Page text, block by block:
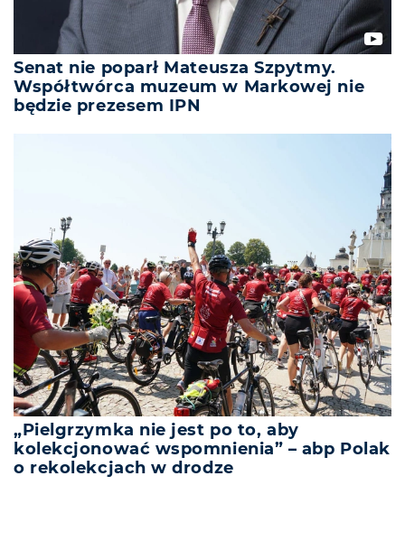
Senat nie poparł Mateusza Szpytmy.
Współtwórca muzeum w Markowej nie
będzie prezesem IPN
„Pielgrzymka nie jest po to, aby
kolekcjonować wspomnienia” – abp Polak
o rekolekcjach w drodze